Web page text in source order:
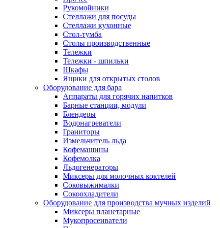
Рукомойники
Стеллажи для посуды
Стеллажи кухонные
Стол-тумба
Столы производственные
Тележки
Тележки - шпильки
Шкафы
Ящики для открытых столов
Оборудование для бара
Аппараты для горячих напитков
Барные станции, модули
Блендеры
Водонагреватели
Граниторы
Измельчитель льда
Кофемашины
Кофемолка
Льдогенераторы
Миксеры для молочных коктелей
Соковыжималки
Сокоохладители
Оборудование для производства мучных изделий
Миксеры планетарные
Мукопросеиватели